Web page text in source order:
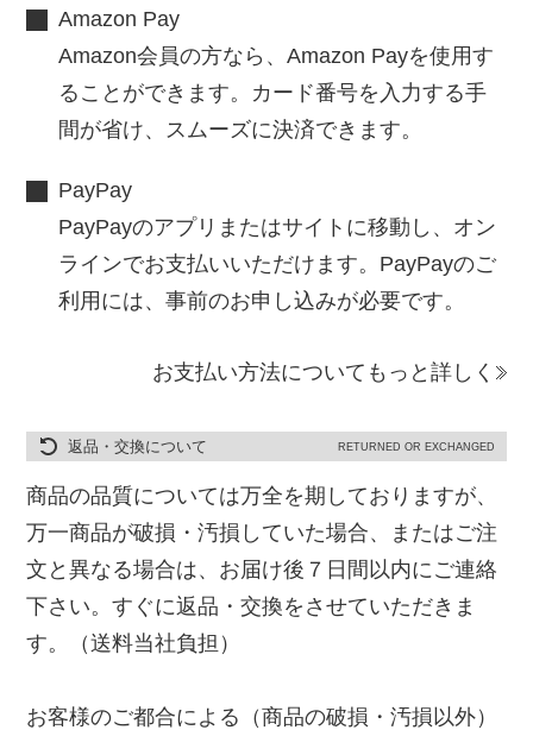
Amazon Pay
Amazon会員の方なら、Amazon Payを使用す
ることができます。カード番号を入力する手
間が省け、スムーズに決済できます。
PayPay
PayPayのアプリまたはサイトに移動し、オン
ラインでお支払いいただけます。PayPayのご
利用には、事前のお申し込みが必要です。
お支払い方法についてもっと詳しく
返品・交換について RETURNED OR EXCHANGED
商品の品質については万全を期しておりますが、
万一商品が破損・汚損していた場合、またはご注
文と異なる場合は、お届け後７日間以内にご連絡
下さい。すぐに返品・交換をさせていただきま
す。（送料当社負担）
お客様のご都合による（商品の破損・汚損以外）